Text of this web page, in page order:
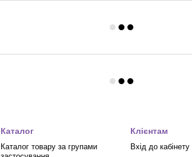
Каталог
Каталог товару за групами
Клієнтам
Вхід до кабінету